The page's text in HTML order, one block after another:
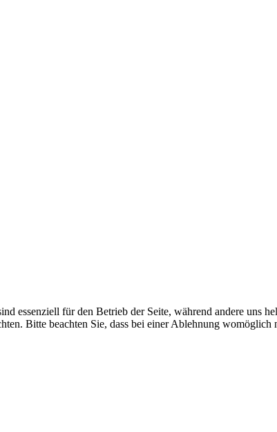
essenziell für den Betrieb der Seite, während andere uns
Bitte beachten Sie, dass bei einer Ablehnung